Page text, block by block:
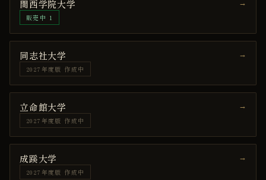
関西学院大学
販売中 1
→
同志社大学
2027年度版 作成中
→
立命館大学
2027年度版 作成中
→
成蹊大学
2027年度版 作成中
→